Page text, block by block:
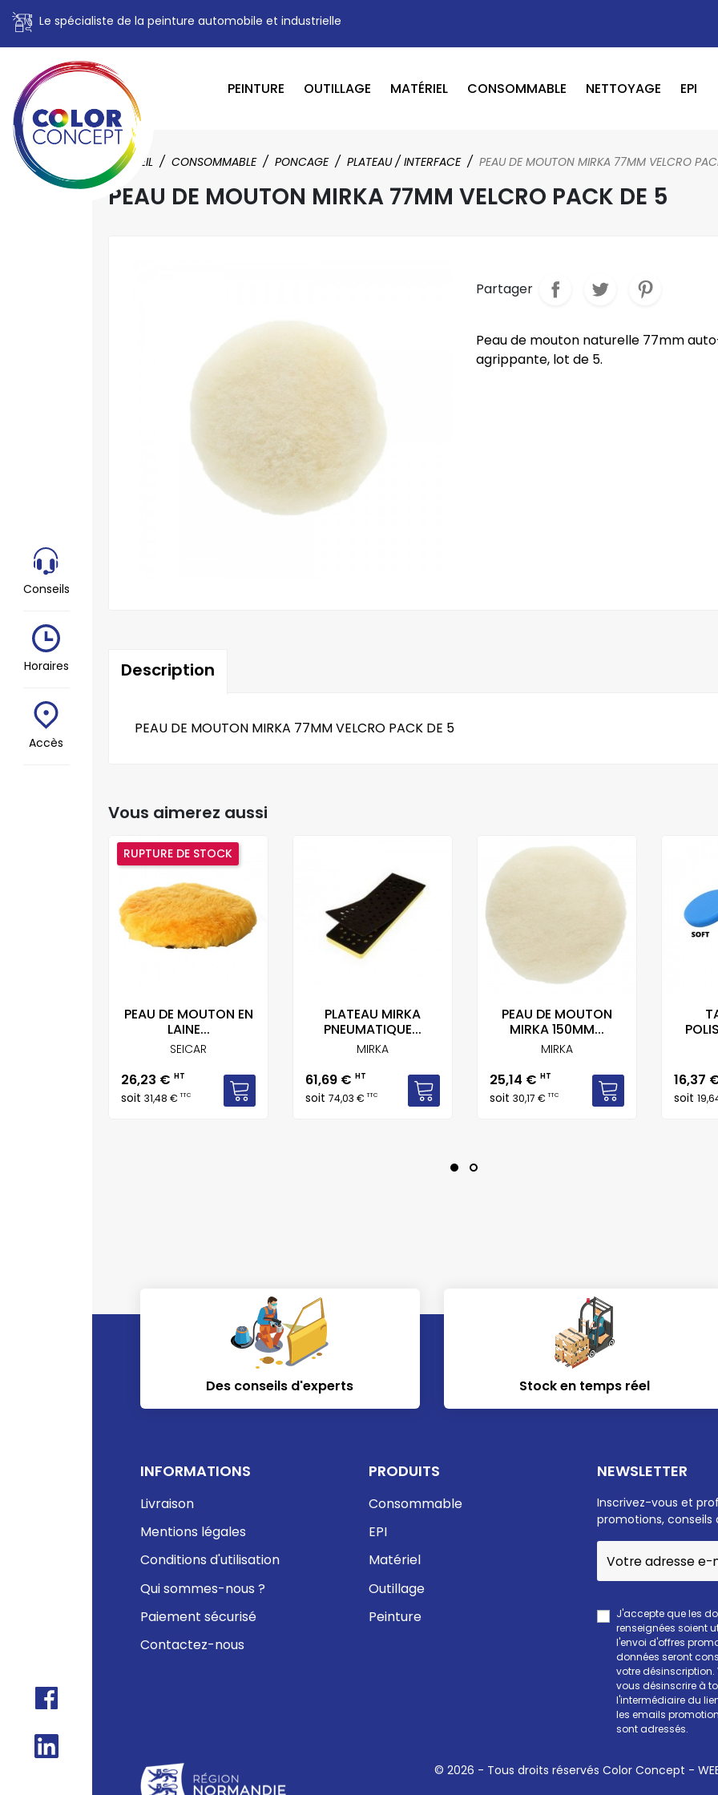
Le spécialiste de la peinture automobile et industrielle
PEINTURE OUTILLAGE MATÉRIEL CONSOMMABLE NETTOYAGE EPI
ACCUEIL CONSOMMABLE PONCAGE PLATEAU / INTERFACE PEAU DE MOUTON MIRKA 77MM VELCRO
PEAU DE MOUTON MIRKA 77MM VELCRO PACK DE 5
Partager
Peau de mouton naturelle 77mm
agrippante, lot de 5.
Description
PEAU DE MOUTON MIRKA 77MM VELCRO PACK DE 5
Vous aimerez aussi
PEAU DE MOUTON EN
LAINE...
SEICAR
Prix
26,23 € HT
soit 31,48 €TTC
RUPTURE DE STOCK
PLATEAU MIRKA
PNEUMATIQUE...
MIRKA
Prix
61,69 € HT
soit 74,03 €TTC
PEAU DE MOUTON
MIRKA 150MM...
MIRKA
Prix
25,14 € HT
soit 30,17 €TTC
Prix
16,37
soit
Des conseils d'experts Stock en temps réel
INFORMATIONS
Livraison
Mentions légales
Conditions d'utilisation
Qui sommes-nous ?
Paiement sécurisé
Contactez-nous
PRODUITS
Consommable
EPI
Matériel
Outillage
Peinture
NEWSLETTER
Inscrivez-vous et
promotions, conseils
J'accepte que les
renseignées soient
l'envoi d'offres
données seront
votre désinscription.
vous désinscrire à
l'intermédiaire du
les emails
sont adressés.
© 2026 - Tous droits réservés Color Concept -
Conseils
Horaires
Accès